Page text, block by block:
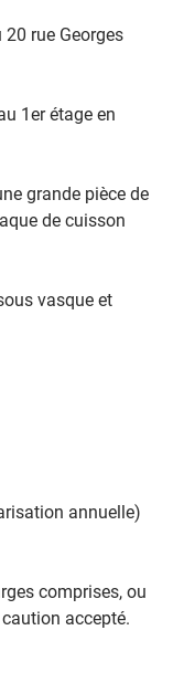
rue Georges
1er étage en
grande pièce de
de cuisson
vasque et
annuelle)
comprises, ou
accepté.